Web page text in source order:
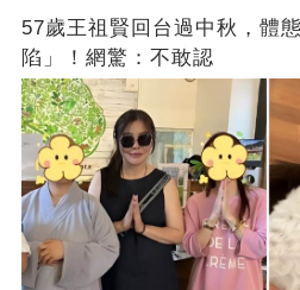
57歲王祖賢回台過中秋，體
陷」！網驚：不敢認